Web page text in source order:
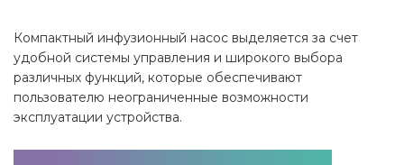
Компактный инфузионный насос выделяется за счет
удобной системы управления и широкого выбора
различных функций, которые обеспечивают
пользователю неограниченные возможности
эксплуатации устройства.